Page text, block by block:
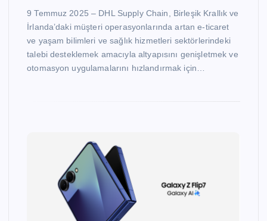
9 Temmuz 2025 – DHL Supply Chain, Birleşik Krallık ve
İrlanda’daki müşteri operasyonlarında artan e-ticaret
ve yaşam bilimleri ve sağlık hizmetleri sektörlerindeki
talebi desteklemek amacıyla altyapısını genişletmek ve
otomasyon uygulamalarını hızlandırmak için…